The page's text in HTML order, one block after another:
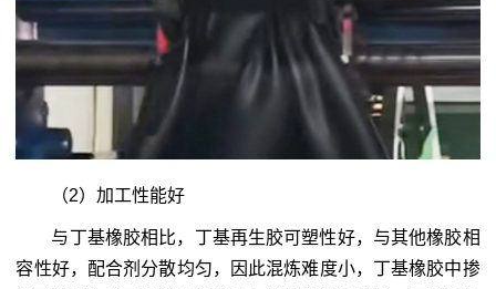
（2）加工性能好
与丁基橡胶相比，丁基再生胶可塑性好，与其他橡胶相
容性好，配合剂分散均匀，因此混炼难度小，丁基橡胶中掺